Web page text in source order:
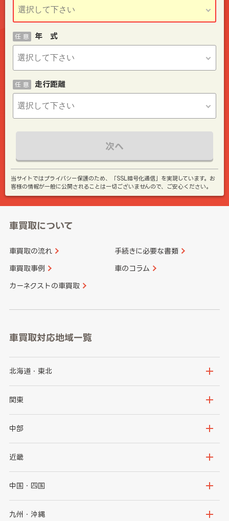
年 式
任 意
走行距離
任 意
次へ
当サイトではプライバシー保護のため、「SSL暗号化通信」を実現しています。お
客様の情報が一般に公開されることは一切ございませんので、ご安心ください。
車買取について
車買取の流れ 手続きに必要な書類
車買取事例 車のコラム
カーネクストの車買取
車買取対応地域一覧
北海道・東北
北海道
岩手県
秋田県
関東
茨城県
群馬県
千葉県
中部
新潟県
石川県
山梨県
近畿
大阪府
京都府
中国・四国
鳥取県
九州・沖縄